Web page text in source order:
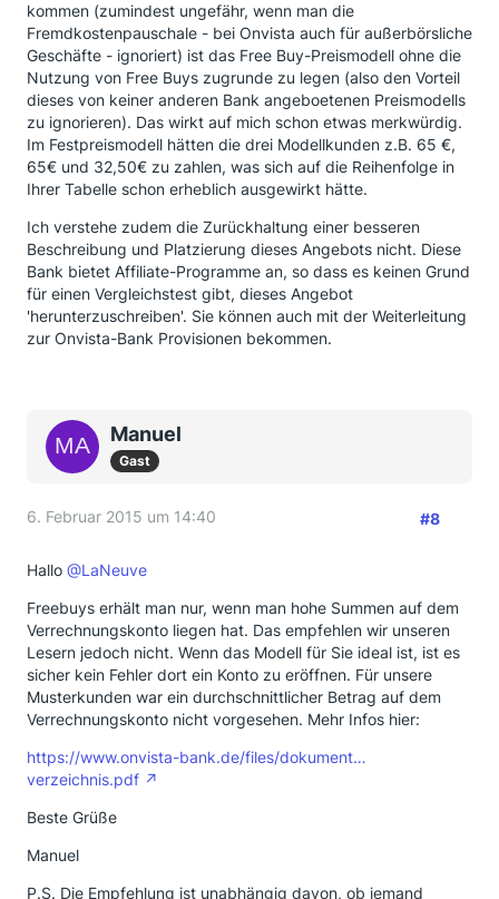
kommen (zumindest ungefähr, wenn man die
Fremdkostenpauschale - bei Onvista auch für außerbörsliche
Geschäfte - ignoriert) ist das Free Buy-Preismodell ohne die
Nutzung von Free Buys zugrunde zu legen (also den Vorteil
dieses von keiner anderen Bank angeboetenen Preismodells
zu ignorieren). Das wirkt auf mich schon etwas merkwürdig.
Im Festpreismodell hätten die drei Modellkunden z.B. 65 €,
65€ und 32,50€ zu zahlen, was sich auf die Reihenfolge in
Ihrer Tabelle schon erheblich ausgewirkt hätte.
Ich verstehe zudem die Zurückhaltung einer besseren
Beschreibung und Platzierung dieses Angebots nicht. Diese
Bank bietet Affiliate-Programme an, so dass es keinen Grund
für einen Vergleichstest gibt, dieses Angebot
'herunterzuschreiben'. Sie können auch mit der Weiterleitung
zur Onvista-Bank Provisionen bekommen.
Manuel
Gast
6. Februar 2015 um 14:40 #8
Hallo @LaNeuve
Freebuys erhält man nur, wenn man hohe Summen auf dem
Verrechnungskonto liegen hat. Das empfehlen wir unseren
Lesern jedoch nicht. Wenn das Modell für Sie ideal ist, ist es
sicher kein Fehler dort ein Konto zu eröffnen. Für unsere
Musterkunden war ein durchschnittlicher Betrag auf dem
Verrechnungskonto nicht vorgesehen. Mehr Infos hier:
https://www.onvista-bank.de/files/dokument…
verzeichnis.pdf
Beste Grüße
Manuel
P.S. Die Empfehlung ist unabhängig davon, ob jemand